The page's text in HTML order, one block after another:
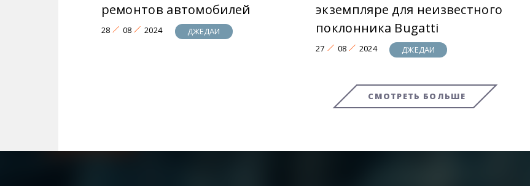
ремонтов автомобилей
28 08 2024 ДЖЕДАИ
экземпляре для неизвестного
поклонника Bugatti
27 08 2024 ДЖЕДАИ
СМОТРЕТЬ БОЛЬШЕ